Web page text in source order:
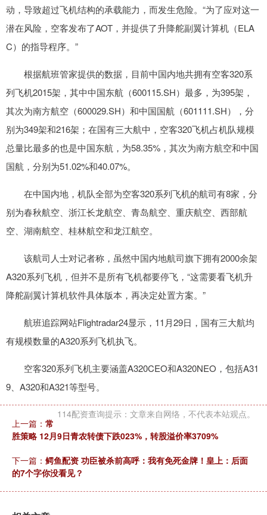
动，导致超过飞机结构的承载能力，而发生危险。“为了应对这一
潜在风险，空客发布了AOT，并提供了升降舵副翼计算机（ELA
C）的指导程序。”
根据航班管家提供的数据，目前中国内地共拥有空客320系
列飞机2015架，其中中国东航（600115.SH）最多，为395架，
其次为南方航空（600029.SH）和中国国航（601111.SH），分
别为349架和216架；在国有三大航中，空客320飞机占机队规模
总量比最多的也是中国东航，为58.35%，其次为南方航空和中国
国航，分别为51.02%和40.07%。
在中国内地，机队全部为空客320系列飞机的航司有8家，分
别为春秋航空、浙江长龙航空、青岛航空、重庆航空、西部航
空、湖南航空、桂林航空和龙江航空。
该航司人士对记者称，虽然中国内地航司旗下拥有2000余架
A320系列飞机，但并不是所有飞机都要停飞，“这需要看飞机升
降舵副翼计算机软件具体版本，再决定处置方案。”
航班追踪网站Flightradar24显示，11月29日，国有三大航均
有规模数量的A320系列飞机执飞。
空客320系列飞机主要涵盖A320CEO和A320NEO，包括A31
9、A320和A321等型号。
114配资查询提示：文章来自网络，不代表本站观点。
上一篇： 常
胜策略 12月9日青农转债下跌023%，转股溢价率3709%
下一篇： 鳄鱼配资 功臣被杀前高呼：我有免死金牌！皇上：后面
的7个字你没看见？